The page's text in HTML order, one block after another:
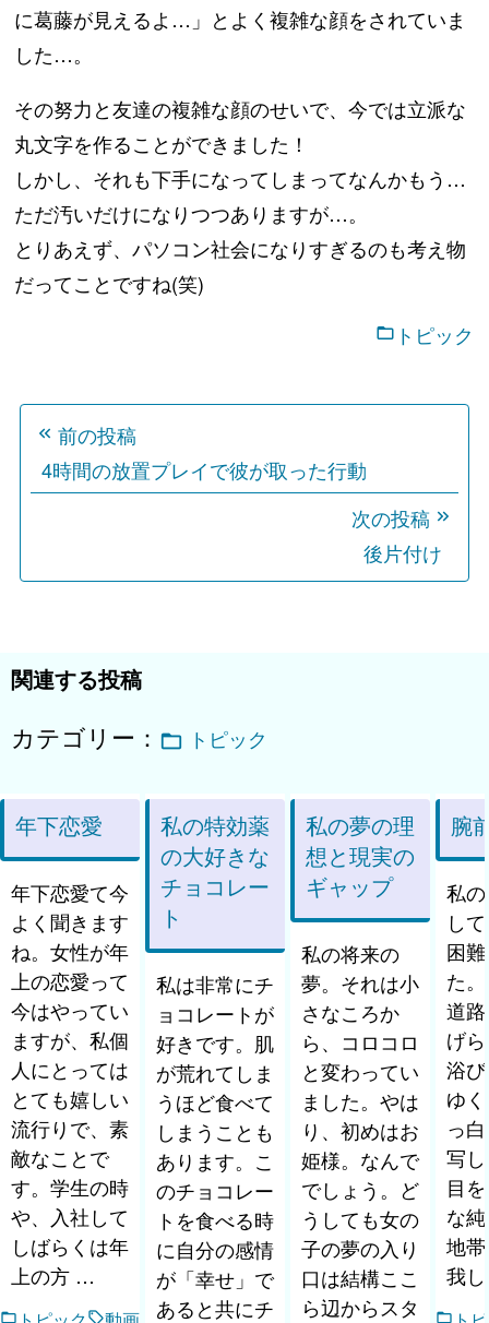
に葛藤が見えるよ…」とよく複雑な顔をされていま
した…。
その努力と友達の複雑な顔のせいで、今では立派な
丸文字を作ることができました！
しかし、それも下手になってしまってなんかもう…
ただ汚いだけになりつつありますが…。
とりあえず、パソコン社会になりすぎるのも考え物
だってことですね(笑)
トピック
投
ナ
ー
ン
前の投稿
4時間の放置プレイで彼が取った行動
次の投稿
後片付け
関連する投稿
カテゴリー： トピック
年下恋愛
年下恋愛て今
よく聞きます
ね。女性が年
上の恋愛って
今はやってい
ますが、私個
人にとっては
とても嬉しい
流行りで、素
敵なことで
す。学生の時
や、入社して
しばらくは年
上の方 …
私の特効薬
の大好きな
チョコレー
ト
私は非常にチ
ョコレートが
好きです。肌
が荒れてしま
うほど食べて
しまうことも
あります。こ
のチョコレー
トを食べる時
に自分の感情
が「幸せ」で
あると共にチ
私の夢の理
想と現実の
ギャップ
私の将来の
夢。それは小
さなころか
ら、コロコロ
と変わってい
ました。やは
り、初めはお
姫様。なんで
でしょう。ど
うしても女の
子の夢の入り
口は結構ここ
ら辺からスタ
腕
私
し
困
た
道
げ
浴
ゆ
っ
写
目
な
地
我